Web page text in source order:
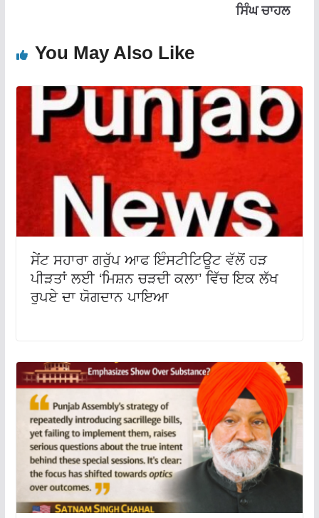
ਸਿੰਘ ਚਾਹਲ
You May Also Like
ਸੇਂਟ ਸਹਾਰਾ ਗਰੁੱਪ ਆਫ ਇੰਸਟੀਟਿਊਟ ਵੱਲੋਂ ਹੜ
ਪੀੜਤਾਂ ਲਈ ‘ਮਿਸ਼ਨ ਚੜਦੀ ਕਲਾ’ ਵਿੱਚ ਇਕ ਲੱਖ
ਰੁਪਏ ਦਾ ਯੋਗਦਾਨ ਪਾਇਆ